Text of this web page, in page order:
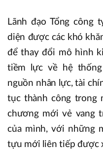
Lãnh đạo Tổng công
diện được các khó
để thay đổi mô hình
tiềm lực về hệ
nguồn nhân lực, tài
tục thành công trong
chương mới vẻ vang
của mình, với những
tựu mới liên tiếp được